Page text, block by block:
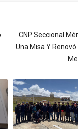
CNP Seccional
Una Misa Y